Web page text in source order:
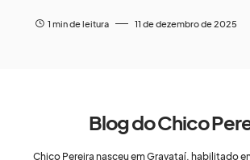
1 min de leitura 11 de dezembro de 2025
Blog do Chico
Chico Pereira nasceu em Gravataí, habilitado